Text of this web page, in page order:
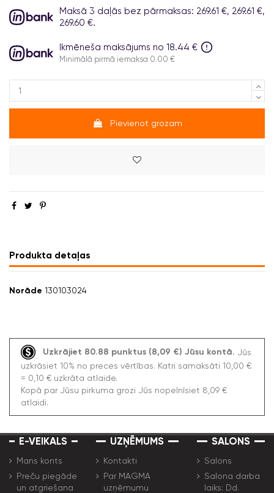
Maksā 3 daļās bez pārmaksas: 269.61 €, 269.61 €,
269.60 €.
Ikmēneša maksājums no 18.44 €
Minimālā pirmā iemaksa 0.00 €
Pievienot grozam
Produkta detaļas
Norāde 130103024
Uzkrājiet 80.88 punktus (8,09 €) Jūsu kontā. Jūs
uzkrāsiet 10% no preces vērtības. Katri samaksāti 10,00 €
= 0,10 € uzkrāta atlaide.
Kopā par Jūsu pirkuma grozi Jūs nopelnīsiet 8,09 €
atlaidi.
E-VEIKALS
Mans konts
Preču piegāde
un atgriešana
UZŅĒMUMS
Kontakti
Par MAGMA
uzņēmumu
SALONS
Salons
Salona darba
laiks: Dd.